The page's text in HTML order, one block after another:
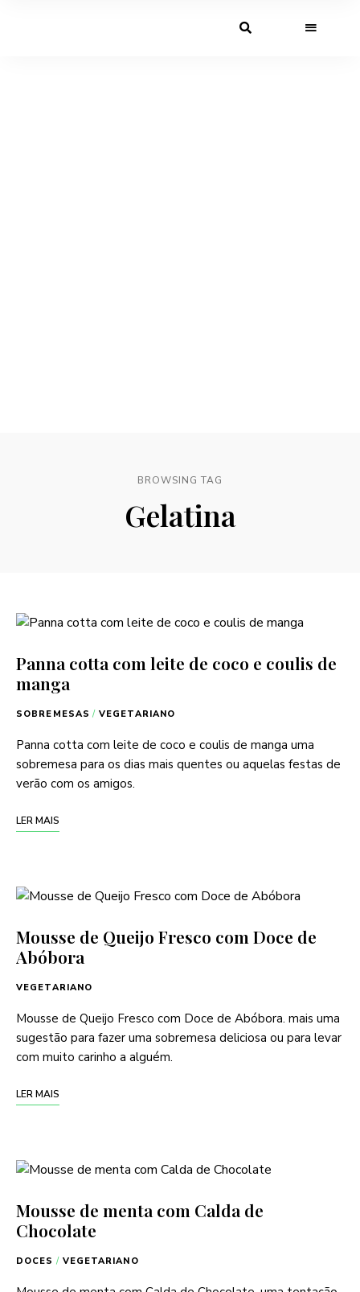
BROWSING TAG
Gelatina
Panna cotta com leite de coco e coulis de
manga
SOBREMESAS / VEGETARIANO
Panna cotta com leite de coco e coulis de manga uma
sobremesa para os dias mais quentes ou aquelas festas de
verão com os amigos.
LER MAIS
Mousse de Queijo Fresco com Doce de
Abóbora
VEGETARIANO
Mousse de Queijo Fresco com Doce de Abóbora. mais uma
sugestão para fazer uma sobremesa deliciosa ou para levar
com muito carinho a alguém.
LER MAIS
Mousse de menta com Calda de
Chocolate
DOCES / VEGETARIANO